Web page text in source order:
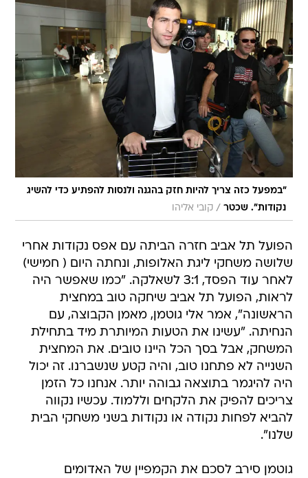
"במפעל כזה צריך להיות חזק בהגנה ולנסות להפתיע כדי להשיג
נקודות". שכטר / קובי אליהו
הפועל תל אביב חזרה הביתה עם אפס נקודות אחרי
שלושה משחקי ליגת האלופות, ונחתה היום ( חמישי)
לאחר עוד הפסד, 3:1 לשאלקה. "כמו שאפשר היה
לראות, הפועל תל אביב שיחקה טוב במחצית
הראשונה", אמר אלי גוטמן, מאמן הקבוצה, עם
הנחיתה. "עשינו את הטעות המיותרת מיד בתחילת
המשחק, אבל בסך הכל היינו טובים. את המחצית
השנייה לא פתחנו טוב, והיה קטע שנשברנו. זה יכול
היה להיגמר בתוצאה גבוהה יותר. אנחנו כל הזמן
צריכים להפיק את הלקחים וללמוד. עכשיו נקווה
להביא לפחות נקודה או נקודות בשני משחקי הבית
שלנו".
גוטמן סירב לסכם את הקמפיין של האדומים